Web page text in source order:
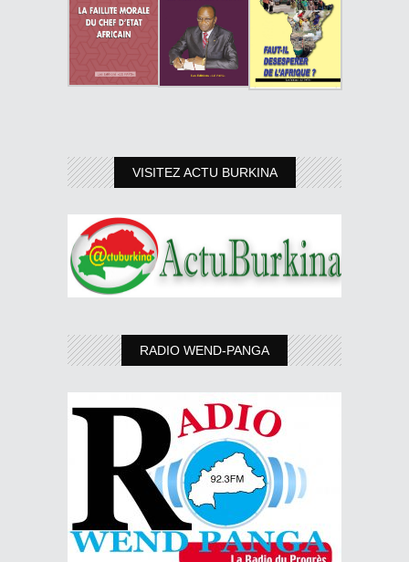
VISITEZ ACTU BURKINA
RADIO WEND-PANGA